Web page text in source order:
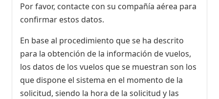
Por favor, contacte con su compañía aérea para
confirmar estos datos.
En base al procedimiento que se ha descrito
para la obtención de la información de vuelos,
los datos de los vuelos que se muestran son los
que dispone el sistema en el momento de la
solicitud, siendo la hora de la solicitud y las